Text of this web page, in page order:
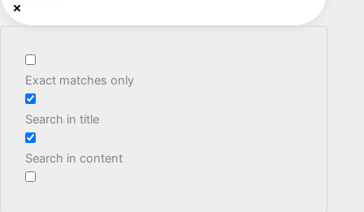
Exact matches only
Search in title
Search in content